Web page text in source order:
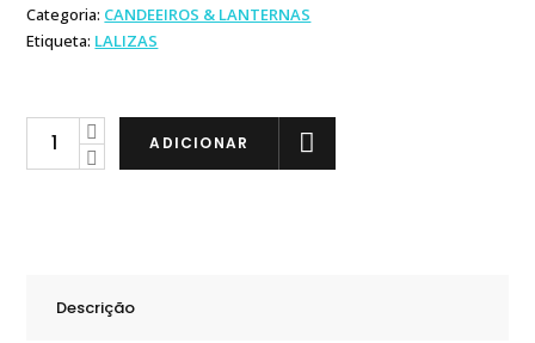
Categoria: CANDEEIROS & LANTERNAS
Etiqueta: LALIZAS
Lalizas
Lanterna
ADICIONAR
Descrição